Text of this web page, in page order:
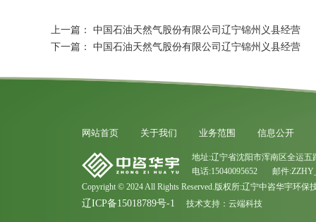
上一篇： 中国石油天然气股份有限公司辽宁锦州义县经营
下一篇： 中国石油天然气股份有限公司辽宁锦州义县经营
网站首页 关于我们 业务范围 信息公开
地址:辽宁省沈阳市浑南区全运五
电话:15040095652 邮件
Copyright © 2024 All Rights Reserved.版权所:辽宁中咨华宇环保
辽ICP备15018789号-1 技术支持： 云端科技